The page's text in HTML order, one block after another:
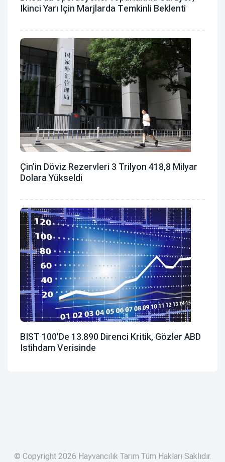
Ikinci Yarı Için Marjlarda Temkinli Beklenti
Çin’in Döviz Rezervleri 3 Trilyon 418,8 Milyar
Dolara Yükseldi
BIST 100'de 13.890 Direnci Kritik, Gözler ABD
Istihdam Verisinde
© Copyright 2026 Hayvancılık Tarım Tüm Hakları Saklıdır.